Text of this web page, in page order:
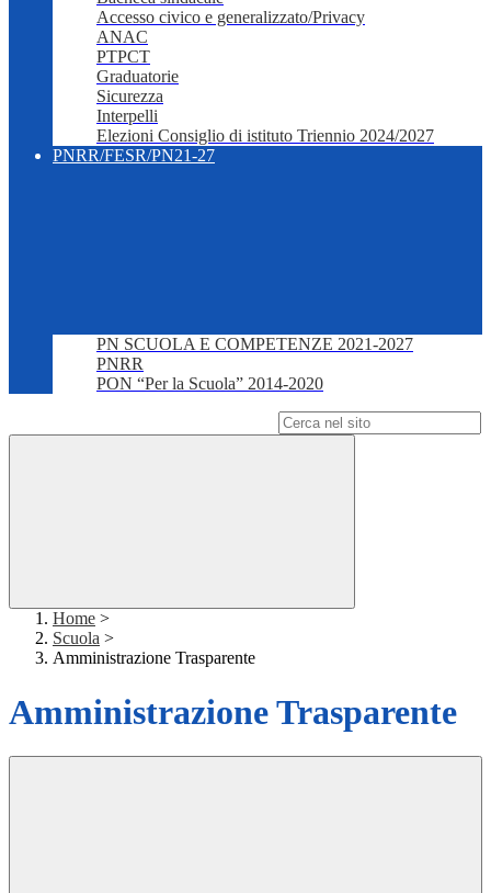
Accesso civico e generalizzato/Privacy
ANAC
PTPCT
Graduatorie
Sicurezza
Interpelli
Elezioni Consiglio di istituto Triennio 2024/2027
PNRR/FESR/PN21-27
PN SCUOLA E COMPETENZE 2021-2027
PNRR
PON “Per la Scuola” 2014-2020
Home >
Scuola >
Amministrazione Trasparente
Amministrazione Trasparente